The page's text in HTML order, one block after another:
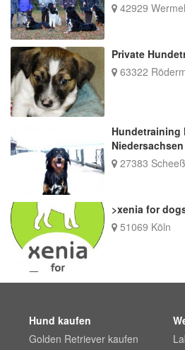
42929
Private
63322
Hundetraining
Niedersachsen
27383
>xenia for
51069 Köln
Hund kaufen
Golden Retriever kaufen